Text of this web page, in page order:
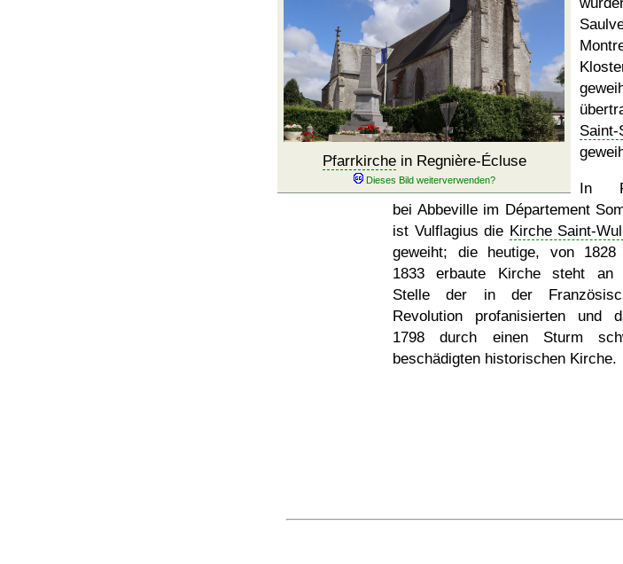
Pfarrkirchein Regnière-Écluse
Saint-
In
bei Abbeville im Département
ist Vulflagius die Kirche Saint-
geweiht; die heutige, von 1828
1833 erbaute Kirche steht an
Stelle der in der
Revolution profanisierten und
1798 durch einen Sturm
beschädigten historischen Kirche.